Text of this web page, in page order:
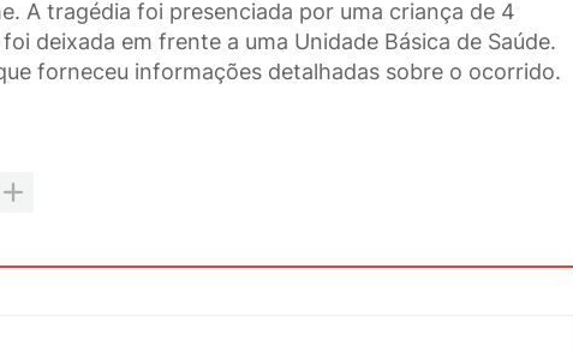
A tragédia foi presenciada por uma criança de 4
deixada em frente a uma Unidade Básica de Saúde.
forneceu informações detalhadas sobre o ocorrido.